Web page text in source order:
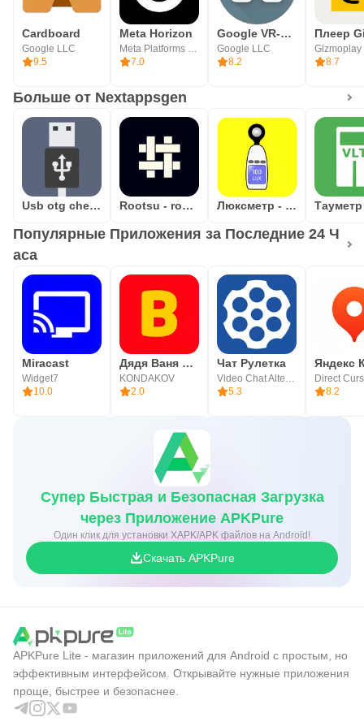
Cardboard
Google LLC
9.5
Meta Horizon
Meta Platforms Inc
7.0
Google VR-сервисы
Google LLC
8.2
Gizmoplay
8.7
Больше от Nextappsgen
Usb otg checker Rootsu - root validator Люксметр - замер освещённости
Популярные Приложения за Последние 24 Ч
аса
Miracast
Widget7
10.0
Дядя Ваня VPN
KONDAKOV
2.0
Чат Рулетка
Video Chat Alternative
5.3
8.2
Супер Быстрая и Безопасная Загрузка
через Приложение APKPure
Один клик для установки XAPK/APK файлов на Android!
Скачать APKPure
APKPure Lite - магазин приложений для Android с простым, но
эффективным интерфейсом. Открывайте нужные приложения
проще, быстрее и безопаснее.